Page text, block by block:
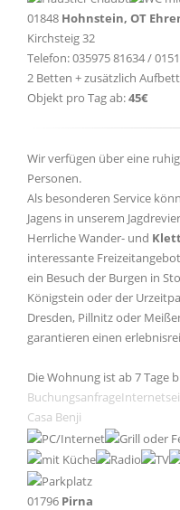
01848 Hohnstein, OT
Kirchsteig 32
Telefon: 035975 81634 /
2 Betten + zusätzlich
Objekt pro Tag ab:45€
Wir verfügen über eine
Personen.
Als besonderen Service
Jagens in unserem
Herrliche Wander- und
interessante
ein Besuch der Burgen in
Königstein oder der
Dresden, Pillnitz oder
garantieren einen
Die Wohnung ist ab 7 Tage
Buchungsanfrage
Casa Benji
01796 Pirna